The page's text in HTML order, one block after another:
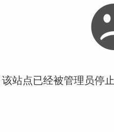
站点已经被管理员停